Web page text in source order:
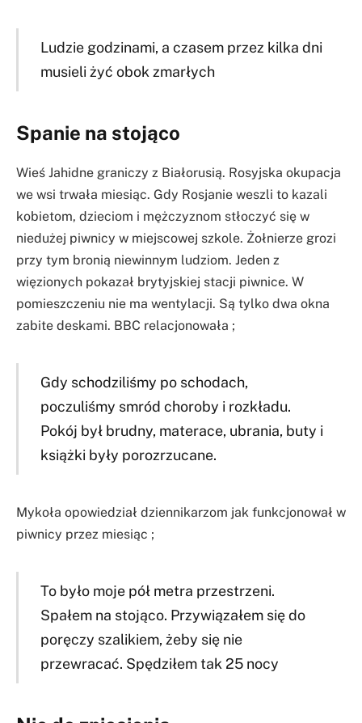
Ludzie godzinami, a czasem przez kilka dni
musieli żyć obok zmarłych
Spanie na stojąco
Wieś Jahidne graniczy z Białorusią. Rosyjska okupacja
we wsi trwała miesiąc. Gdy Rosjanie weszli to kazali
kobietom, dzieciom i mężczyznom stłoczyć się w
niedużej piwnicy w miejscowej szkole. Żołnierze grozi
przy tym bronią niewinnym ludziom. Jeden z
więzionych pokazał brytyjskiej stacji piwnice. W
pomieszczeniu nie ma wentylacji. Są tylko dwa okna
zabite deskami. BBC relacjonowała ;
Gdy schodziliśmy po schodach,
poczuliśmy smród choroby i rozkładu.
Pokój był brudny, materace, ubrania, buty i
książki były porozrzucane.
Mykoła opowiedział dziennikarzom jak funkcjonował w
piwnicy przez miesiąc ;
To było moje pół metra przestrzeni.
Spałem na stojąco. Przywiązałem się do
poręczy szalikiem, żeby się nie
przewracać. Spędziłem tak 25 nocy